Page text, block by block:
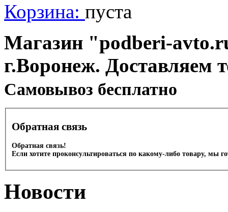
Корзина: пуста
Магазин "podberi-
г.Воронеж. Доставляем
Cамовывоз бесплатно
Обратная связь
Обратная связь!
Если хотите проконсультироваться по какому-либо товару, мы
Новости